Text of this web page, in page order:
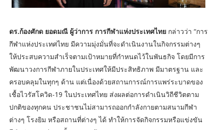
ดร.ก้องศักด ยอดมณี ผู้ว่าการ การกีฬาแห่งประเทศไทย กล่าวว่า “การ
กีฬาแห่งประเทศไทย มีความมุ่งมั่นที่จะดำเนินงานในกิจกรรมต่างๆ
ให้ประสบความสำเร็จตามเป้าหมายที่กำหนดไว้ในพันธกิจ โดยมีการ
พัฒนาวงการกีฬาภายในประเทศให้มีประสิทธิภาพ มีมาตรฐาน และ
ครอบคลุมในทุกๆ ด้าน แต่เนื่องด้วยสถานการณ์การแพร่ระบาดของ
เชื้อไวรัสโควิด-19 ในประเทศไทย ส่งผลต่อการดำเนินวิถีชีวิตตาม
ปกติของทุกคน ประชาชนไม่สามารถออกกำลังกายตามสนามกีฬา
ต่างๆ โรงยิม หรือสถานที่ต่างๆ ได้ ทำให้การจัดกิจกรรมหรือแข่งขัน